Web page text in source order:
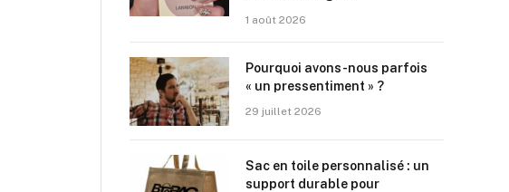
1 août 2026
Pourquoi avons-nous parfois
« un pressentiment » ?
29 juillet 2026
Sac en toile personnalisé : un
support durable pour